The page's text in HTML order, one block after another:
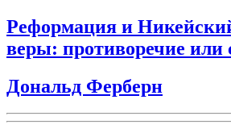
Реформация и
веры: противоречие или
Дональд Ферберн